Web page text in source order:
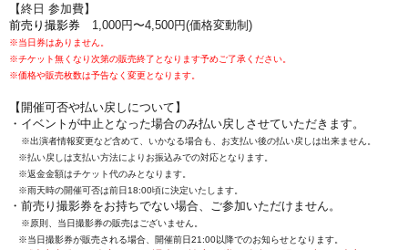
【終日 参加費】
前売り 撮影券 1,000円〜4,500円(価格変動制)
※当日券はありません。
※チケット無くなり次第の販売終了となります予めご了承ください。
※価格や販売枚数は予告なく変更となります。
【開催可否や払い戻しについて】
・イベントが中止となった場合のみ払い戻しさせていただきます。
※出演者情報変更など含めて、いかなる場合も、お支払い後の払い戻しは出来ません。
※払い戻しは支払い方法によりお振込みでの対応となります。
※返金金額はチケット代のみとなります。
※雨天時の開催可否は前日18:00頃に決定いたします。
・前売り撮影券をお持ちでない場合、ご参加いただけません。
※原則、当日撮影券の販売はございません。
※当日撮影券が販売される場合、開催前日21:00以降でのお知らせとなります。